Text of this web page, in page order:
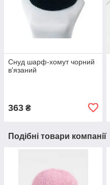
Снуд шарф-хомут чорний
в'язаний
363 ₴
Подібні товари компанії